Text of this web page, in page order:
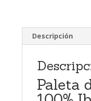
Descripción
Paleta